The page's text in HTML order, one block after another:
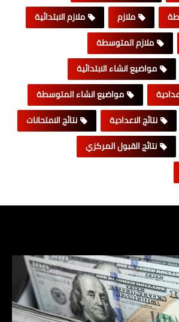
ملازم
ملازم الابتدائية
ملازم المتوسطة
مواضيع انشاء الابتدائية
مواضيع انشاء المتوسطة
نتائج الاعدادية
نتائج الامتحانات
نتائج القبول المركزي